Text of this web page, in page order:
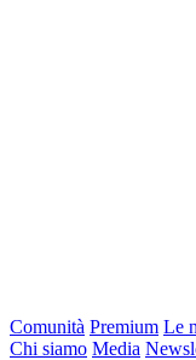
Comunità Premium Le
Chi siamo Media